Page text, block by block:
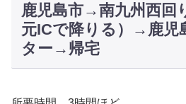
鹿児島市→南九州西回
元ICで降りる）→鹿児
ター→帰宅